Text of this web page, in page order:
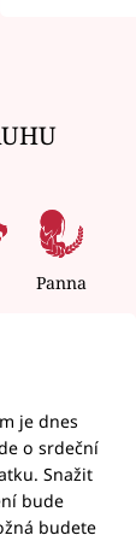
Panna
je dnes
o srdeční
Snažit
bude
budete